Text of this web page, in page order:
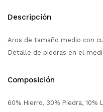
Descripción
Aros de tamaño medio con
Detalle de piedras en el
Composición
60% Hierro, 30% Piedra, 10%